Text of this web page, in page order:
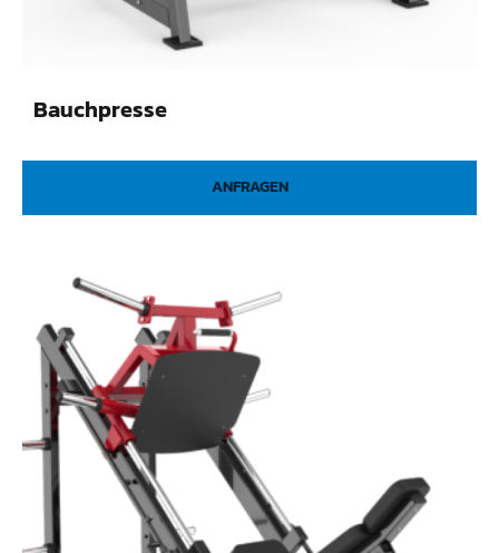
Bauchpresse
ANFRAGEN